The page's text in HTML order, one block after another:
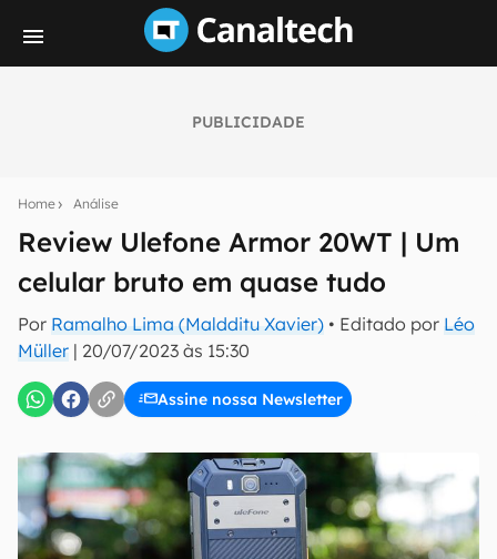
PUBLICIDADE
Home Análise
Review Ulefone Armor 20WT | Um
celular bruto em quase tudo
Por Ramalho Lima (Maldditu Xavier) • Editado por Léo
Müller | 20/07/2023 às 15:30
Assine nossa Newsletter
notícias e reviews sobre tecnologia em primeira
mão.
E-mail
Uso e Política de Privacidade do Canaltech.